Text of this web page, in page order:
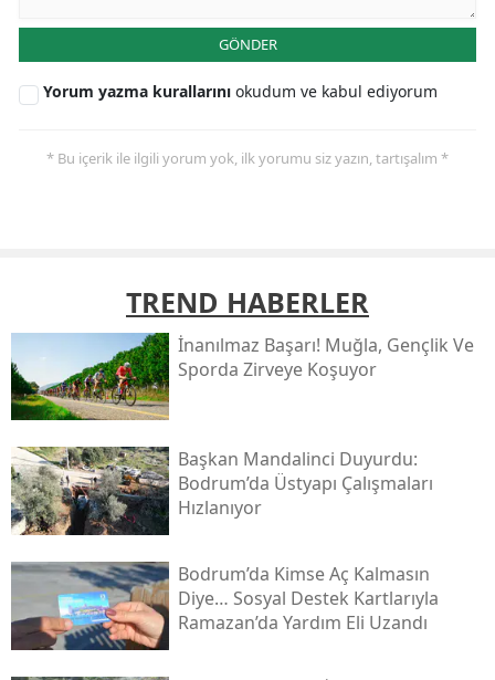
GÖNDER
Yorum yazma kurallarını okudum ve kabul ediyorum
* Bu içerik ile ilgili yorum yok, ilk yorumu siz yazın, tartışalım *
TREND HABERLER
İnanılmaz Başarı! Muğla, Gençlik Ve
Sporda Zirveye Koşuyor
Başkan Mandalinci Duyurdu:
Bodrum’da Üstyapı Çalışmaları
Hızlanıyor
Bodrum’da Kimse Aç Kalmasın
Diye… Sosyal Destek Kartlarıyla
Ramazan’da Yardım Eli Uzandı